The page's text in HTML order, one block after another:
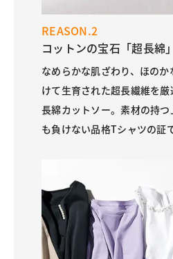
REASON.2
コットンの宝石「超長綿
なめらかな肌ざわり、ほの
けて生育された超長繊維を
長綿カットソー。素材の持
も負けない品格Tシャツの証で